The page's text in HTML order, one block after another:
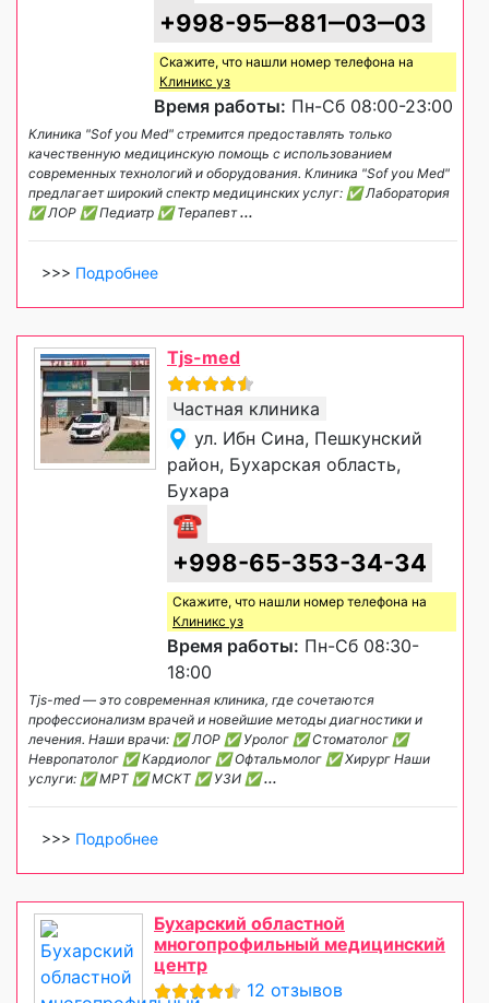
+998-95‒881‒03‒03
Скажите, что нашли номер телефона на
Клиникс уз
Время работы: Пн-Сб 08:00-23:00
Клиника "Sof you Med" стремится предоставлять только
качественную медицинскую помощь с использованием
современных технологий и оборудования. Клиника "Sof you Med"
предлагает широкий спектр медицинских услуг: ✅ Лаборатория
✅ ЛОР ✅ Педиатр ✅ Терапевт...
>>> Подробнее
Tjs-med
Частная клиника
ул. Ибн Сина, Пешкунский
район, Бухарская область,
Бухара
☎
+998-65-353-34-34
Скажите, что нашли номер телефона на
Клиникс уз
Время работы: Пн-Сб 08:30-
18:00
Tjs-med — это современная клиника, где сочетаются
профессионализм врачей и новейшие методы диагностики и
лечения. Наши врачи: ✅ ЛОР ✅ Уролог ✅ Стоматолог ✅
Невропатолог ✅ Кардиолог ✅ Офтальмолог ✅ Хирург Наши
услуги: ✅ МРТ ✅ МСКТ ✅ УЗИ ✅...
>>> Подробнее
Бухарский областной
многопрофильный медицинский
центр
12 отзывов